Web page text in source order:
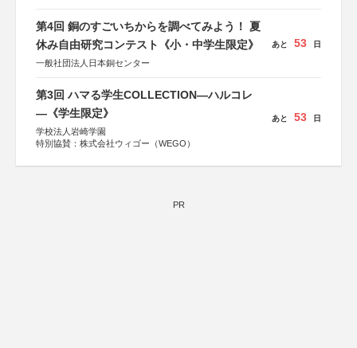
第4回 銅のすごいちからを調べてみよう！ 夏
休み自由研究コンテスト《小・中学生限定》
一般社団法人日本銅センター
あと 53 日
第3回 ハマる学生COLLECTION―ハルコレ
―《学生限定》
学校法人岩崎学園
特別協賛：株式会社ウィゴー（WEGO）
あと 53 日
PR